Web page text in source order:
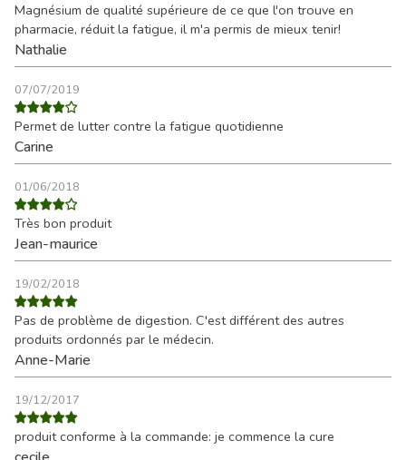
Magnésium de qualité supérieure de ce que l'on trouve en
pharmacie, réduit la fatigue, il m'a permis de mieux tenir!
Nathalie
07/07/2019
Permet de lutter contre la fatigue quotidienne
Carine
01/06/2018
Très bon produit
Jean-maurice
19/02/2018
Pas de problème de digestion. C'est différent des autres
produits ordonnés par le médecin.
Anne-Marie
19/12/2017
produit conforme à la commande: je commence la cure